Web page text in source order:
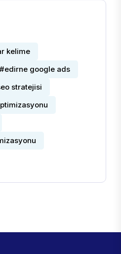
kelime
#edirne google ads
stratejisi